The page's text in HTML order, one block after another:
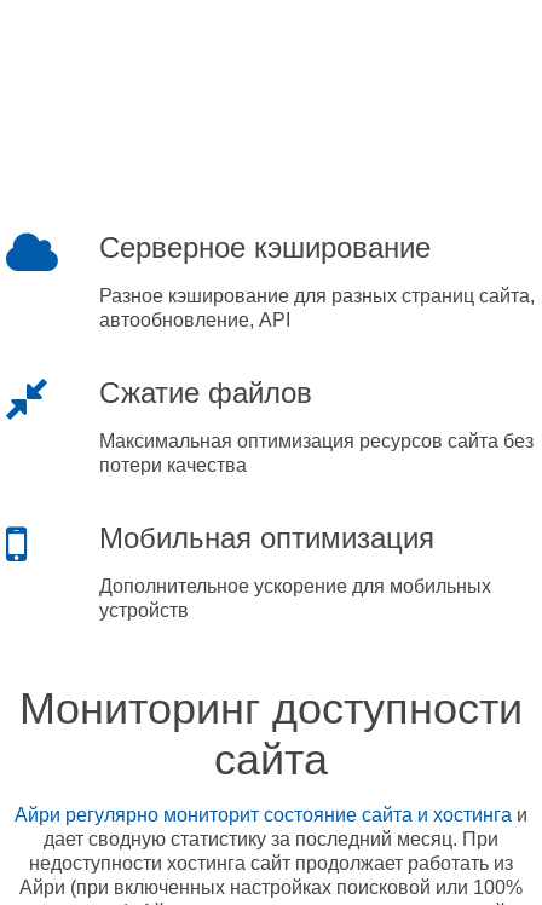
Серверное кэширование
Разное кэширование для разных страниц сайта,
автообновление, API
Сжатие файлов
Максимальная оптимизация ресурсов сайта без
потери качества
Мобильная оптимизация
Дополнительное ускорение для мобильных
устройств
Мониторинг доступности
сайта
Айри регулярно мониторит состояние сайта и хостинга и
дает сводную статистику за последний месяц. При
недоступности хостинга сайт продолжает работать из
Айри (при включенных настройках поисковой или 100%